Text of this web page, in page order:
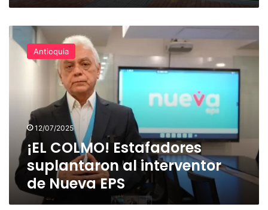
COLMO!
Estafadores
Nueva
Antioquia
12/07/2025
¡EL COLMO! Estafadores
suplantaron al interventor
de Nueva EPS